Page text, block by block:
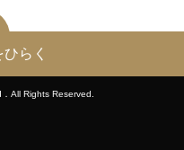
らく
All Rights Reserved.